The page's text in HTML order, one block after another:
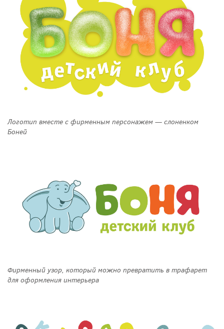
Логотип вместе с фирменным персонажем — слоненком
Боней
Фирменный узор, который можно превратить в трафарет
для оформления интерьера